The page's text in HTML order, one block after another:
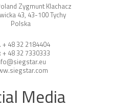
Zygmunt Klachacz
43, 43-100 Tychy
Polska
+ 48 32 2184404
+ 48 32 7330333
Media